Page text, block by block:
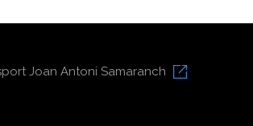
Joan Antoni Samaranch